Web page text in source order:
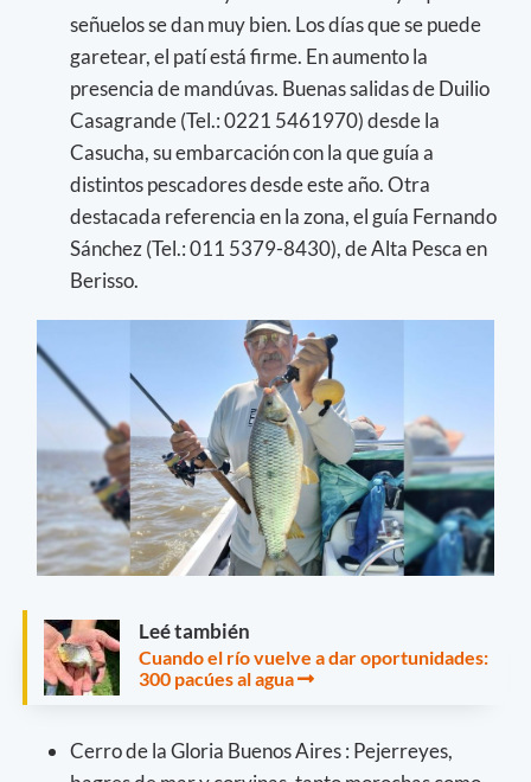
señuelos se dan muy bien. Los días que se puede
garetear, el patí está firme. En aumento la
presencia de mandúvas. Buenas salidas de Duilio
Casagrande (Tel.: 0221 5461970) desde la
Casucha, su embarcación con la que guía a
distintos pescadores desde este año. Otra
destacada referencia en la zona, el guía Fernando
Sánchez (Tel.: 011 5379-8430), de Alta Pesca en
Berisso.
Leé también
Cuando el río vuelve a dar oportunidades:
300 pacúes al agua
Cerro de la Gloria Buenos Aires : Pejerreyes,